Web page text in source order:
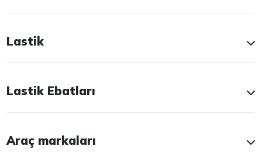
Lastik
Lastik Ebatları
Araç markaları